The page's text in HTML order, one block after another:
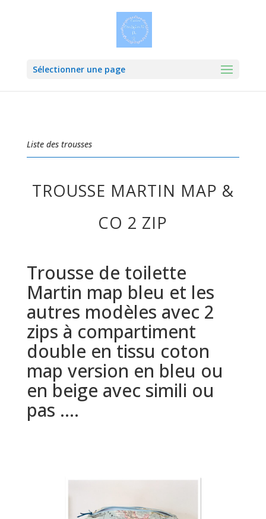
Sélectionner une page
Liste des trousses
TROUSSE MARTIN MAP &
CO 2 ZIP
Trousse de toilette
Martin map bleu et les
autres modèles avec 2
zips à compartiment
double en tissu coton
map version en bleu ou
en beige avec simili ou
pas ….